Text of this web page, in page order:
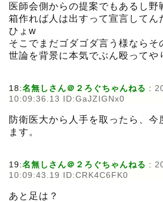
医師会側からの提案でもあるし野
箱作れば人は出すって宣言してん
ひょw
そこでまだゴダゴダ言う様ならそ
世論を背景に本気でぶん殴ってや
18:名無しさん＠２ろぐちゃんねる :
10:09:36.13 ID:GaJZIGNx0
防衛医大から人手を取ったら、今
ます。
19:名無しさん＠２ろぐちゃんねる :
10:09:43.19 ID:CRK4C6FK0
あと足は？